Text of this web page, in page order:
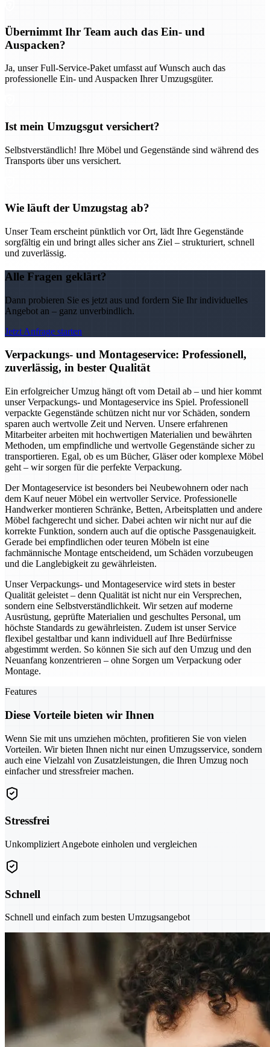
Übernimmt Ihr Team auch das Ein- und
Auspacken?
Ja, unser Full-Service-Paket umfasst auf Wunsch auch das
professionelle Ein- und Auspacken Ihrer Umzugsgüter.
Ist mein Umzugsgut versichert?
Selbstverständlich! Ihre Möbel und Gegenstände sind während des
Transports über uns versichert.
Wie läuft der Umzugstag ab?
Unser Team erscheint pünktlich vor Ort, lädt Ihre Gegenstände
sorgfältig ein und bringt alles sicher ans Ziel – strukturiert, schnell
und zuverlässig.
Alle Fragen geklärt?
Dann probieren Sie es jetzt aus und fordern Sie Ihr individuelles
Angebot an – ganz unverbindlich.
Jetzt Anfrage starten
Verpackungs- und Montageservice: Professionell,
zuverlässig, in bester Qualität
Ein erfolgreicher Umzug hängt oft vom Detail ab – und hier kommt
unser Verpackungs- und Montageservice ins Spiel. Professionell
verpackte Gegenstände schützen nicht nur vor Schäden, sondern
sparen auch wertvolle Zeit und Nerven. Unsere erfahrenen
Mitarbeiter arbeiten mit hochwertigen Materialien und bewährten
Methoden, um empfindliche und wertvolle Gegenstände sicher zu
transportieren. Egal, ob es um Bücher, Gläser oder komplexe Möbel
geht – wir sorgen für die perfekte Verpackung.
Der Montageservice ist besonders bei Neubewohnern oder nach
dem Kauf neuer Möbel ein wertvoller Service. Professionelle
Handwerker montieren Schränke, Betten, Arbeitsplatten und andere
Möbel fachgerecht und sicher. Dabei achten wir nicht nur auf die
korrekte Funktion, sondern auch auf die optische Passgenauigkeit.
Gerade bei empfindlichen oder teuren Möbeln ist eine
fachmännische Montage entscheidend, um Schäden vorzubeugen
und die Langlebigkeit zu gewährleisten.
Unser Verpackungs- und Montageservice wird stets in bester
Qualität geleistet – denn Qualität ist nicht nur ein Versprechen,
sondern eine Selbstverständlichkeit. Wir setzen auf moderne
Ausrüstung, geprüfte Materialien und geschultes Personal, um
höchste Standards zu gewährleisten. Zudem ist unser Service
flexibel gestaltbar und kann individuell auf Ihre Bedürfnisse
abgestimmt werden. So können Sie sich auf den Umzug und den
Neuanfang konzentrieren – ohne Sorgen um Verpackung oder
Montage.
Features
Diese Vorteile bieten wir Ihnen
Wenn Sie mit uns umziehen möchten, profitieren Sie von vielen
Vorteilen. Wir bieten Ihnen nicht nur einen Umzugsservice, sondern
auch eine Vielzahl von Zusatzleistungen, die Ihren Umzug noch
einfacher und stressfreier machen.
Stressfrei
Unkompliziert Angebote einholen und vergleichen
Schnell
Schnell und einfach zum besten Umzugsangebot